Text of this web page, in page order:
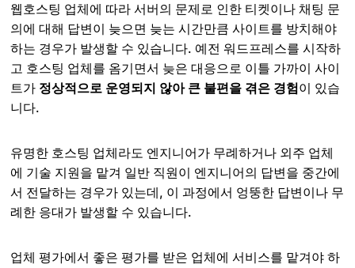
웹호스팅 업체에 따라 서버의 문제로 인한 티켓이나 채팅 문
의에 대해 답변이 늦으면 늦는 시간만큼 사이트를 방치해야
하는 경우가 발생할 수 있습니다. 예전 워드프레스를 시작하
고 호스팅 업체를 옴기면서 늦은 대응으로 이틀 가까이 사이
트가 정상적으로 운영되지 않아 큰 불편을 겪은 경험이 있습
니다.
유명한 호스팅 업체라도 엔지니어가 무례하거나 외주 업체
에 기술 지원을 맡겨 일반 직원이 엔지니어의 답변을 중간에
서 전달하는 경우가 있는데, 이 과정에서 엉뚱한 답변이나 무
례한 응대가 발생할 수 있습니다.
업체 평가에서 좋은 평가를 받은 업체에 서비스를 맡겨야 하